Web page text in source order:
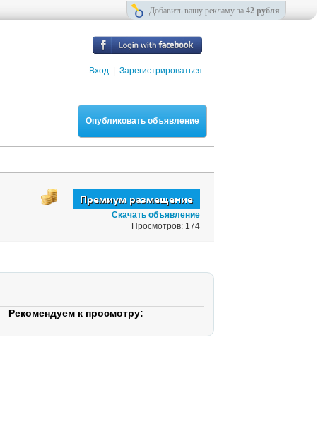
Вход Зарегистрироваться
Опубликовать объявление
Скачать объявление
Просмотров: 174
Добавить вашу рекламу за 42 рубля
Рекомендуем к просмотру: